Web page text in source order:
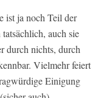
ist ja noch Teil der
auch sie
durch nichts, durch
Vielmehr feiert
Einigung